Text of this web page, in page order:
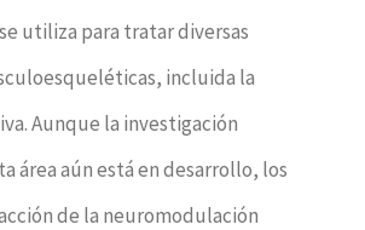
utiliza para tratar diversas
incluida la
Aunque la investigación
área aún está en desarrollo, los
de la neuromodulación